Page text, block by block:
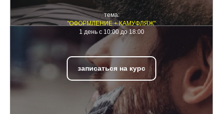
тема:
"ОФОРМЛЕНИЕ + КАМУФЛЯЖ"
1 день с 10:00 до 18:00
записаться на курс